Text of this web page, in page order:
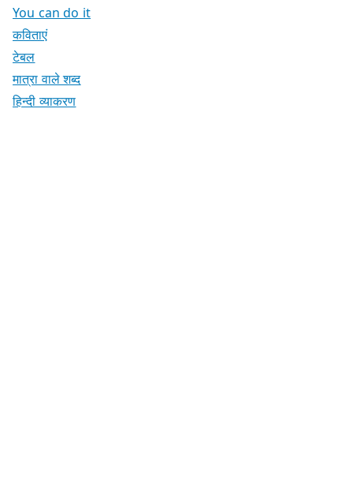
You can do it
कविताएं
टेबल
मात्रा वाले शब्द
हिन्दी व्याकरण